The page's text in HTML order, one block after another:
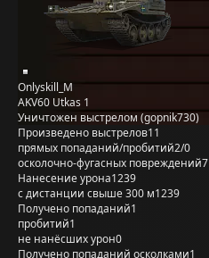
Onlyskill_M
AKV60 Utkas 1
Уничтожен выстрелом (gopnik730)
Произведено выстрелов11
прямых попаданий/пробитий2/0
осколочно-фугасных повреждений7
Нанесение урона1239
с дистанции свыше 300 м1239
Получено попаданий1
пробитий1
не нанёсших урон0
Получено попаданий осколками1